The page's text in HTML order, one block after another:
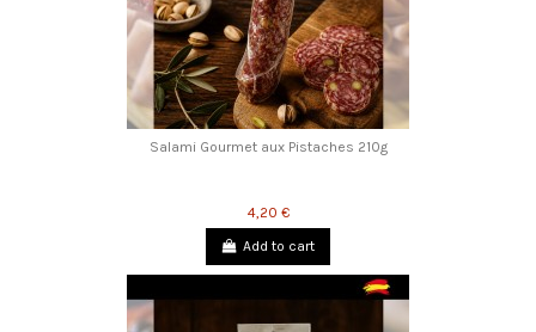
Salami Gourmet aux Pistaches 210g
4,20 €
Add to cart